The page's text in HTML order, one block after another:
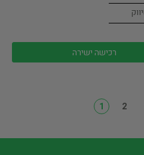
רכישה ישירה
1 2